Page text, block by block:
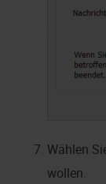
Wählen
wollen.